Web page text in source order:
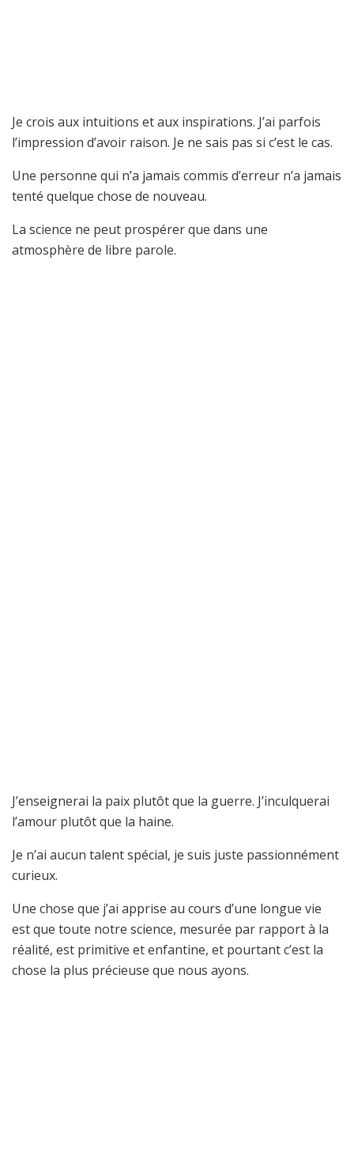
Je crois aux intuitions et aux inspirations. J’ai parfois
l’impression d’avoir raison. Je ne sais pas si c’est le cas.
Une personne qui n’a jamais commis d’erreur n’a jamais
tenté quelque chose de nouveau.
La science ne peut prospérer que dans une
atmosphère de libre parole.
J’enseignerai la paix plutôt que la guerre. J’inculquerai
l’amour plutôt que la haine.
Je n’ai aucun talent spécial, je suis juste passionnément
curieux.
Une chose que j’ai apprise au cours d’une longue vie
est que toute notre science, mesurée par rapport à la
réalité, est primitive et enfantine, et pourtant c’est la
chose la plus précieuse que nous ayons.